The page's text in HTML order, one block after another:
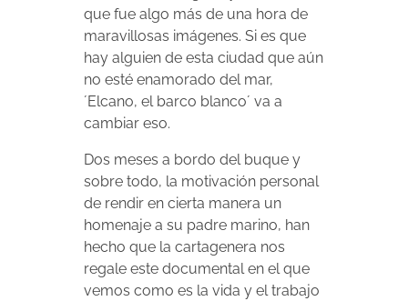
que fue algo más de una hora de
maravillosas imágenes. Si es que
hay alguien de esta ciudad que aún
no esté enamorado del mar,
´Elcano, el barco blanco´ va a
cambiar eso.
Dos meses a bordo del buque y
sobre todo, la motivación personal
de rendir en cierta manera un
homenaje a su padre marino, han
hecho que la cartagenera nos
regale este documental en el que
vemos como es la vida y el trabajo